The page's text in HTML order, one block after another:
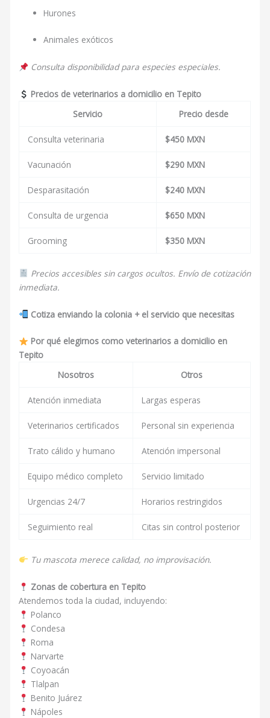
Hurones
Animales exóticos
Consulta disponibilidad para especies especiales.
Precios de veterinarios a domicilio en Tepito
Servicio
Precio desde
Consulta veterinaria $450 MXN
Vacunación $290 MXN
Desparasitación $240 MXN
Consulta de urgencia $650 MXN
Grooming $350 MXN
Precios accesibles sin cargos ocultos. Envío de cotización
inmediata.
Cotiza enviando la colonia + el servicio que necesitas
Por qué elegirnos como veterinarios a domicilio en
Tepito
Nosotros
Otros
Atención inmediata Largas esperas
Veterinarios certificados Personal sin experiencia
Trato cálido y humano Atención impersonal
Equipo médico completo Servicio limitado
Urgencias 24/7 Horarios restringidos
Seguimiento real Citas sin control posterior
Tu mascota merece calidad, no improvisación.
Zonas de cobertura en Tepito
Atendemos toda la ciudad, incluyendo:
Polanco
Condesa
Roma
Narvarte
Coyoacán
Tlalpan
Benito Juárez
Nápoles